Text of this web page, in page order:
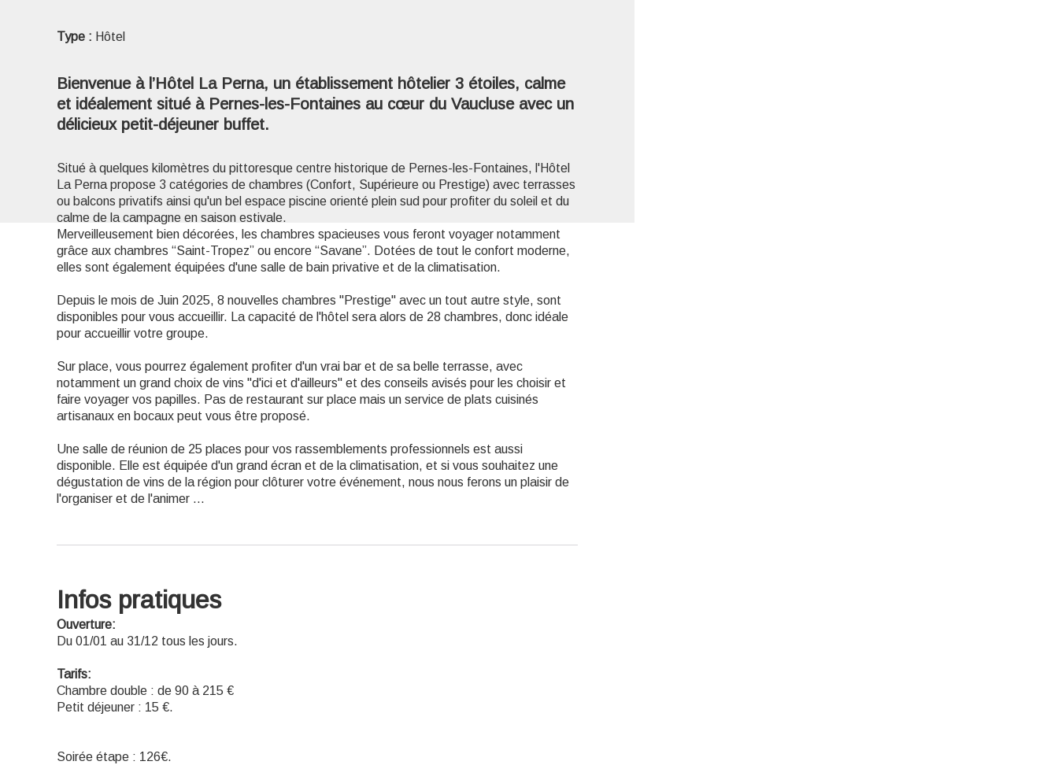
Type : Hôtel
Bienvenue à l’Hôtel La Perna, un établissement hôtelier 3 étoiles, calme
et idéalement situé à Pernes-les-Fontaines au cœur du Vaucluse avec un
délicieux petit-déjeuner buffet.
Situé à quelques kilomètres du pittoresque centre historique de Pernes-les-Fontaines, l'Hôtel
La Perna propose 3 catégories de chambres (Confort, Supérieure ou Prestige) avec terrasses
ou balcons privatifs ainsi qu'un bel espace piscine orienté plein sud pour profiter du soleil et du
calme de la campagne en saison estivale.
Merveilleusement bien décorées, les chambres spacieuses vous feront voyager notamment
grâce aux chambres “Saint-Tropez” ou encore “Savane”. Dotées de tout le confort moderne,
elles sont également équipées d'une salle de bain privative et de la climatisation.
Depuis le mois de Juin 2025, 8 nouvelles chambres "Prestige" avec un tout autre style, sont
disponibles pour vous accueillir. La capacité de l'hôtel sera alors de 28 chambres, donc idéale
pour accueillir votre groupe.
Sur place, vous pourrez également profiter d'un vrai bar et de sa belle terrasse, avec
notamment un grand choix de vins "d'ici et d'ailleurs" et des conseils avisés pour les choisir et
faire voyager vos papilles. Pas de restaurant sur place mais un service de plats cuisinés
artisanaux en bocaux peut vous être proposé.
Une salle de réunion de 25 places pour vos rassemblements professionnels est aussi
disponible. Elle est équipée d'un grand écran et de la climatisation, et si vous souhaitez une
dégustation de vins de la région pour clôturer votre événement, nous nous ferons un plaisir de
l'organiser et de l'animer ...
Infos pratiques
Ouverture:
Du 01/01 au 31/12 tous les jours.
Tarifs:
Chambre double : de 90 à 215 €
Petit déjeuner : 15 €.
Soirée étape : 126€.